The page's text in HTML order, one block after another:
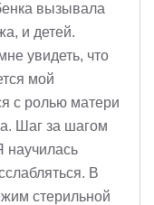
вызывала
и детей.
увидеть, что
мой
с ролью матери
Шаг за шагом
научилась
В
стерильной